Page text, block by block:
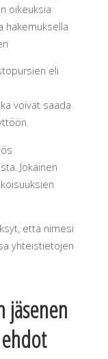
oikeuksia
hakemuksella
eli
voivat saada
Jokainen
että nimesi
yhteistietojen
jäsenen